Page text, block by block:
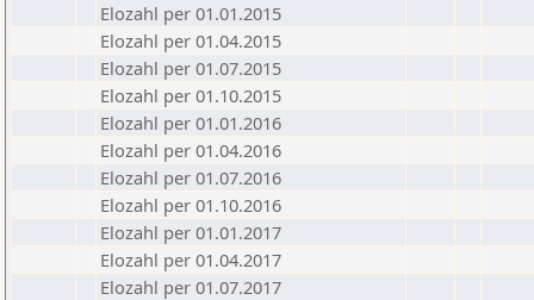
Elozahl per 01.01.2015
Elozahl per 01.04.2015
Elozahl per 01.07.2015
Elozahl per 01.10.2015
Elozahl per 01.01.2016
Elozahl per 01.04.2016
Elozahl per 01.07.2016
Elozahl per 01.10.2016
Elozahl per 01.01.2017
Elozahl per 01.04.2017
Elozahl per 01.07.2017